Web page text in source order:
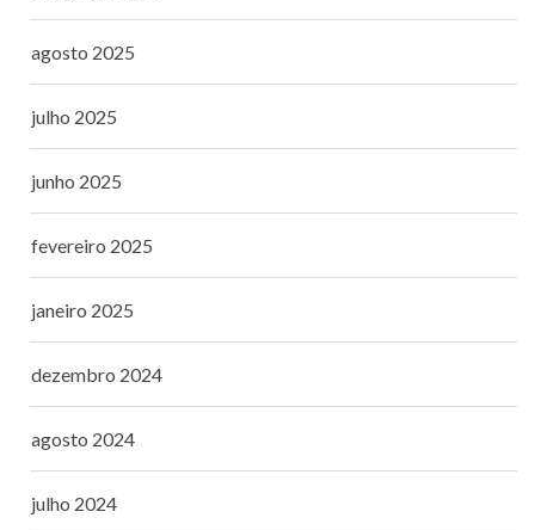
agosto 2025
julho 2025
junho 2025
fevereiro 2025
janeiro 2025
dezembro 2024
agosto 2024
julho 2024